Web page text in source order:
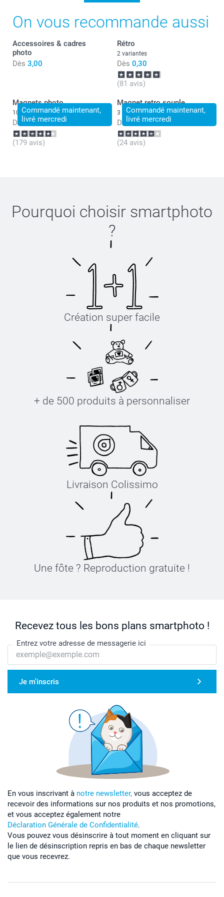
attentes à chacune de vos commandes :-)
Julie@Smartphoto
On vous recommande aussi
Accessoires & cadres
photo
Dès 3,00
Rétro
2 variantes
Dès 0,30
(81 avis)
Commandé maintenant,
livré mercredi
Magnets photo
10+ variantes
Dès 8,99
(179 avis)
Commandé maintenant,
livré mercredi
Magnet retro souple
3 variantes
Dès 21,99
(24 avis)
Pourquoi choisir smartphoto
?
Création super facile
+ de 500 produits à personnaliser
Livraison Colissimo
Une fôte ? Reproduction gratuite !
Recevez tous les bons plans smartphoto !
Entrez votre adresse de messagerie ici
Je m'inscris
En vous inscrivant à notre newsletter, vous acceptez de
recevoir des informations sur nos produits et nos promotions,
et vous acceptez également notre
Déclaration Générale de Confidentialité.
Vous pouvez vous désinscrire à tout moment en cliquant sur
le lien de désinscription repris en bas de chaque newsletter
que vous recevrez.